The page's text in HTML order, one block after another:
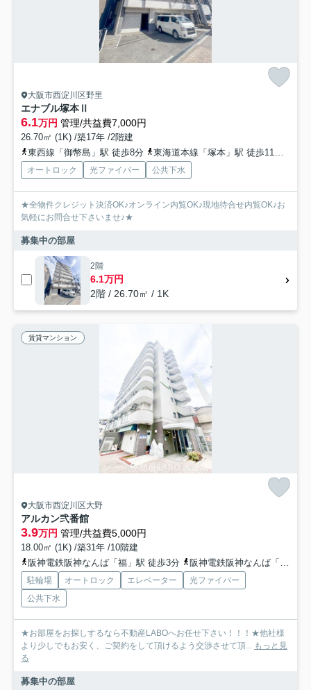
大阪市西淀川区野里
エナブル塚本Ⅱ
6.1万円 管理/共益費7,000円
26.70㎡ (1K) /築17年 /2階建
東西線「御幣島」駅 徒歩8分
東海道本線「塚本」駅 徒歩11分
オートロック 光ファイバー 公共下水
★全物件クレジット決済OK♪オンライン内覧OK♪現地待合せ内覧OK♪お
気軽にお問合せ下さいませ♪★
募集中の部屋
2階
6.1万円
2階 / 26.70㎡ / 1K
賃貸マンション
大阪市西淀川区大野
アルカン弐番館
3.9万円 管理/共益費5,000円
18.00㎡ (1K) /築31年 /10階建
阪神電鉄阪神なんば「福」駅 徒歩3分
阪神電鉄阪神なんば「出来島」駅 徒歩9分
駐輪場 オートロック エレベーター
光ファイバー
公共下水
★お部屋をお探しするなら不動産LABOへお任せ下さい！！！★他社様
より少しでもお安く、ご契約をして頂けるよう交渉させて頂... もっと見
る
募集中の部屋